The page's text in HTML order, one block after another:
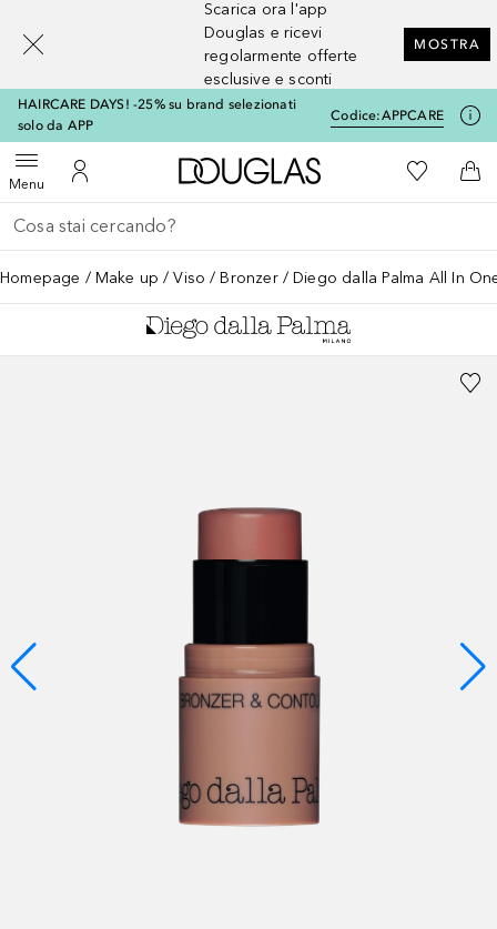
Scarica ora l'app
Douglas e ricevi
regolarmente offerte
esclusive e sconti
MOSTRA
HAIRCARE DAYS! -25% su brand selezionati
solo da APP
Codice:APPCARE
MenuApri menuAl Mio Account
A Douglas HomeAlla Mia
Al
Torna indietro
Esegui ricerca
Homepage Make up Viso Bronzer Diego dalla Palma All In
[navigation.slideout.screenreader]